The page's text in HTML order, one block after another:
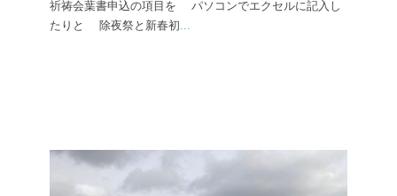
祈祷会葉書申込の項目を パソコンでエクセルに記入し
たりと 除夜祭と新春初...